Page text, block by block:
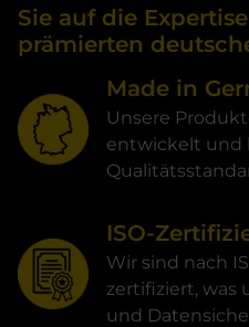
Sie auf die
prämierten
Made in
Unsere
entwickelt und
ISO-
Wir sind nach
zertifiziert, was
und